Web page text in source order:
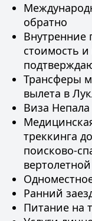
обратно
Внутренние
стоимость
Трансферы
вылета в
Виза Непала
треккинга
поисково-
Ранний
Питание на